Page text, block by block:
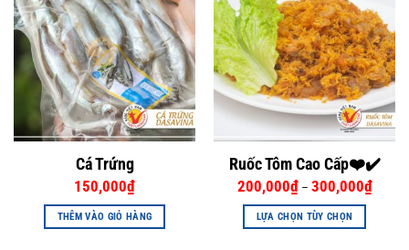
trang
sản
phẩm
Cá Trứng
150,000₫
THÊM VÀO GIỎ HÀNG
Ruốc Tôm Cao Cấp❤️✔️
200,000₫– 300,000₫
LỰA CHỌN TÙY CHỌN